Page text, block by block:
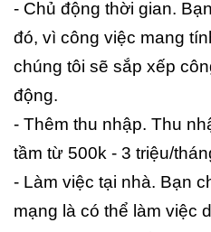
- Chủ động thời gian.
đó, vì công việc mang
chúng tôi sẽ sắp xếp
động.
- Thêm thu nhập. Thu
tầm từ 500k - 3 triệu/
- Làm việc tại nhà. Bạn
mạng là có thể làm việc